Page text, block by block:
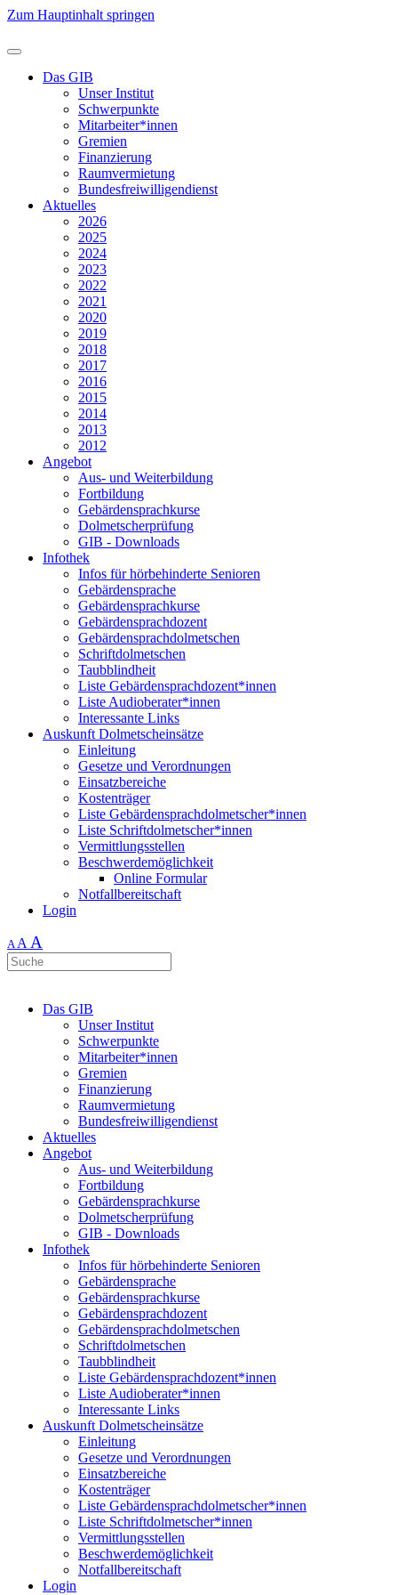
Zum Hauptinhalt springen
Das GIB
Unser Institut
Schwerpunkte
Mitarbeiter*innen
Gremien
Finanzierung
Raumvermietung
Bundesfreiwilligendienst
Aktuelles
2026
2025
2024
2023
2022
2021
2020
2019
2018
2017
2016
2015
2014
2013
2012
Angebot
Aus- und Weiterbildung
Fortbildung
Gebärdensprachkurse
Dolmetscherprüfung
GIB - Downloads
Infothek
Infos für hörbehinderte Senioren
Gebärdensprache
Gebärdensprachkurse
Gebärdensprachdozent
Gebärdensprachdolmetschen
Schriftdolmetschen
Taubblindheit
Liste Gebärdensprachdozent*innen
Liste Audioberater*innen
Interessante Links
Auskunft Dolmetscheinsätze
Einleitung
Gesetze und Verordnungen
Einsatzbereiche
Kostenträger
Liste Gebärdensprachdolmetscher*innen
Liste Schriftdolmetscher*innen
Vermittlungsstellen
Beschwerdemöglichkeit
Online Formular
Notfallbereitschaft
Login
AA A
Das GIB
Unser Institut
Schwerpunkte
Mitarbeiter*innen
Gremien
Finanzierung
Raumvermietung
Bundesfreiwilligendienst
Aktuelles
Angebot
Aus- und Weiterbildung
Fortbildung
Gebärdensprachkurse
Dolmetscherprüfung
GIB - Downloads
Infothek
Infos für hörbehinderte Senioren
Gebärdensprache
Gebärdensprachkurse
Gebärdensprachdozent
Gebärdensprachdolmetschen
Schriftdolmetschen
Taubblindheit
Liste Gebärdensprachdozent*innen
Liste Audioberater*innen
Interessante Links
Auskunft Dolmetscheinsätze
Einleitung
Gesetze und Verordnungen
Einsatzbereiche
Kostenträger
Liste Gebärdensprachdolmetscher*innen
Liste Schriftdolmetscher*innen
Vermittlungsstellen
Beschwerdemöglichkeit
Notfallbereitschaft
Login